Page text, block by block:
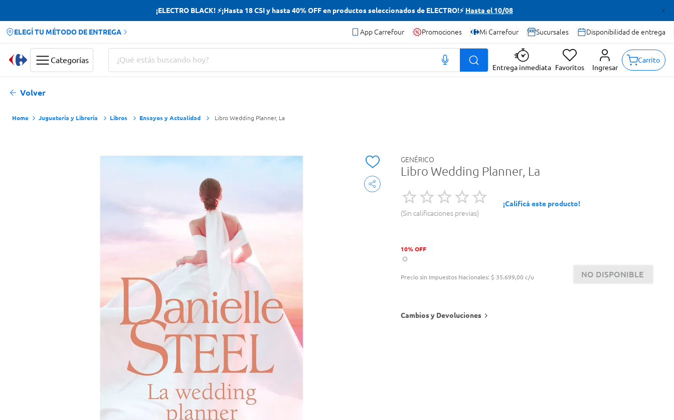
¡ELECTRO BLACK! ⚡¡Hasta 18 CSI y hasta 40% OFF en productos seleccionados de ELECTRO!⚡ Hasta el 10/08
ELEGÍ TU MÉTODO DE ENTREGA App Carrefour Promociones Mi Carrefour Sucursales Disponibilidad de entrega
Categorías
¿Qué estás buscando hoy?
Entrega inmediata Favoritos Ingresar
Carrito
Volver
Juguetería y Librería Libros Ensayos y Actualidad Libro Wedding Planner, La
GENÉRICO
Libro Wedding Planner, La
Sin calificaciones previas
¡Calificá este producto!
10% OFF
Precio sin Impuestos Nacionales: $ 35.699,00 c/u NO DISPONIBLE
Cambios y Devoluciones
Términos más buscados